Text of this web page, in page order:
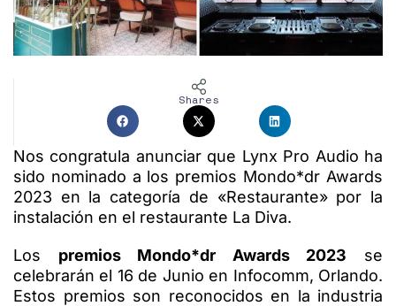
Shares
Nos congratula anunciar que Lynx Pro Audio ha
sido nominado a los premios Mondo*dr Awards
2023 en la categoría de «Restaurante» por la
instalación en el restaurante La Diva.
Los premios Mondo*dr Awards 2023
se
celebrarán el 16 de Junio en Infocomm, Orlando.
Estos premios son reconocidos en la industria